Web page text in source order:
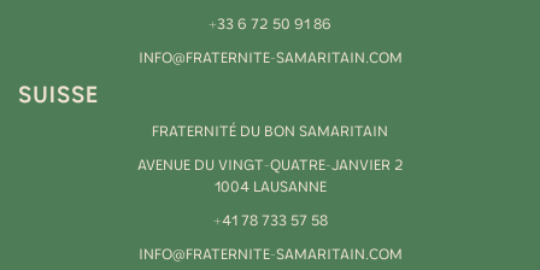
+33 6 72 50 91 86
INFO@FRATERNITE-SAMARITAIN.COM
SUISSE
FRATERNITÉ DU BON SAMARITAIN
AVENUE DU VINGT-QUATRE-JANVIER 2
1004 LAUSANNE
+41 78 733 57 58
INFO@FRATERNITE-SAMARITAIN.COM